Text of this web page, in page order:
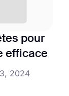
pour
efficace
2024